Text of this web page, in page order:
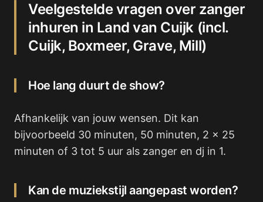
Veelgestelde vragen over zanger
inhuren in Land van Cuijk (incl.
Cuijk, Boxmeer, Grave, Mill)
Hoe lang duurt de show?
Afhankelijk van jouw wensen. Dit kan
bijvoorbeeld 30 minuten, 50 minuten, 2 x 25
minuten of 3 tot 5 uur als zanger en dj in 1.
Kan de muziekstijl aangepast worden?